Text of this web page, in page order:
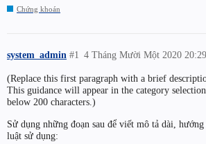
Chứng khoán
system_admin 4 Tháng Mười Một 2020 20:29
#1
(Replace this first paragraph with a brief
This guidance will appear in the category
below 200 characters.)
Sử dụng những đoạn sau để viết mô tả dài,
luật sử dụng: